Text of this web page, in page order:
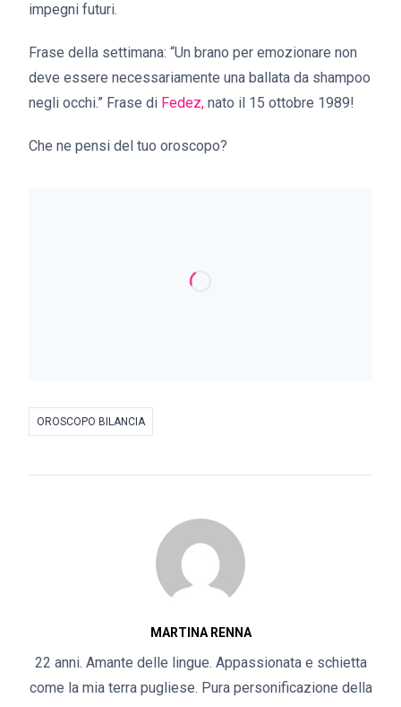
impegni futuri.
Frase della settimana: “Un brano per emozionare non
deve essere necessariamente una ballata da shampoo
negli occhi.” Frase di Fedez, nato il 15 ottobre 1989!
Che ne pensi del tuo oroscopo?
OROSCOPO BILANCIA
MARTINA RENNA
22 anni. Amante delle lingue. Appassionata e schietta
come la mia terra pugliese. Pura personificazione della